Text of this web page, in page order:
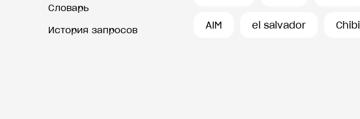
Словарь
История запросов
AIM el salvador Chibi